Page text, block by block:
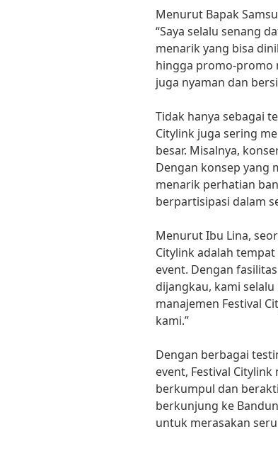
Menurut Bapak
“Saya selalu senang
menarik yang bisa
hingga promo-promo
juga nyaman dan
Tidak hanya sebagai
Citylink juga sering
besar. Misalnya,
Dengan konsep yang
menarik perhatian
berpartisipasi dalam
Menurut Ibu Lina,
Citylink adalah
event. Dengan
dijangkau, kami
manajemen Festival
kami.”
Dengan berbagai
event, Festival
berkumpul dan
berkunjung ke
untuk merasakan